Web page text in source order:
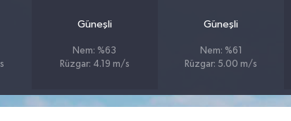
Güneşli
Nem: %63
Rüzgar: 4.19 m/s
Güneşli
Nem: %61
Rüzgar: 5.00 m/s